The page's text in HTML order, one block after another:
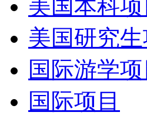
美国本科项
美国研究生
国际游学项
国际项目